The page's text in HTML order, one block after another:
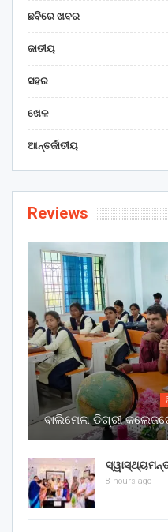
ଛବିରେ ଖବର
ଜାତୀୟ
ସହର
ଖେଳ
ଆନ୍ତର୍ଜାତୀୟ
Reviews
ବାଲିମେଳା ଡିଗ୍ରୀ
8 hours ago